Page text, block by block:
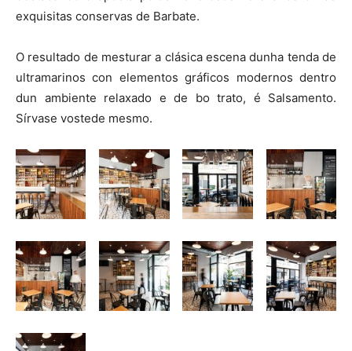
exquisitas conservas de Barbate.
O resultado de mesturar a clásica escena dunha tenda de
ultramarinos con elementos gráficos modernos dentro
dun ambiente relaxado e de bo trato, é Salsamento.
Sírvase vostede mesmo.